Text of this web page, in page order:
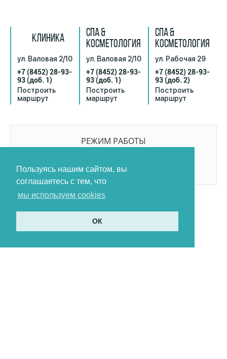
Пользуясь нашим сайтом, вы
соглашаетесь с тем, что
мы используем cookies
ОК
КЛИНИКА
ул. Валовая 2/10
+7 (8452) 28-93-
93(доб. 1)
Построить
маршрут
СПА &
КОСМЕТОЛОГИЯ
ул. Валовая 2/10
+7 (8452) 28-93-
93(доб. 1)
Построить
маршрут
СПА &
КОСМЕТОЛОГИЯ
ул. Рабочая 29
+7 (8452) 28-93-
93(доб. 2)
Построить
маршрут
РЕЖИМ РАБОТЫ
БЕЗ ПЕРЕРЫВОВ И ВЫХОДНЫХ